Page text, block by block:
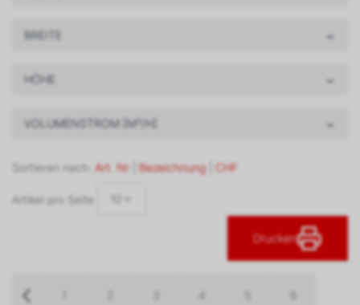
BREITE
HÖHE
VOLUMENSTROM [M³/H]
Sortieren nach: Art. Nr Bezeichnung| CHF
Artikel pro Seite
Drucken